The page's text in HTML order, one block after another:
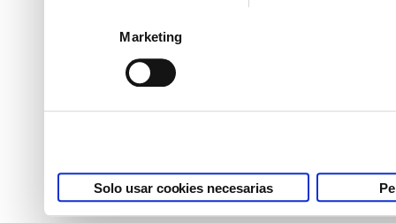
Marketing
Solo usar cookies necesarias